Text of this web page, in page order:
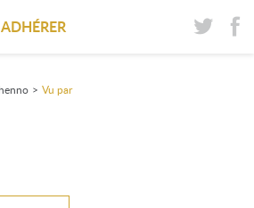
ADHÉRER
> Vu par